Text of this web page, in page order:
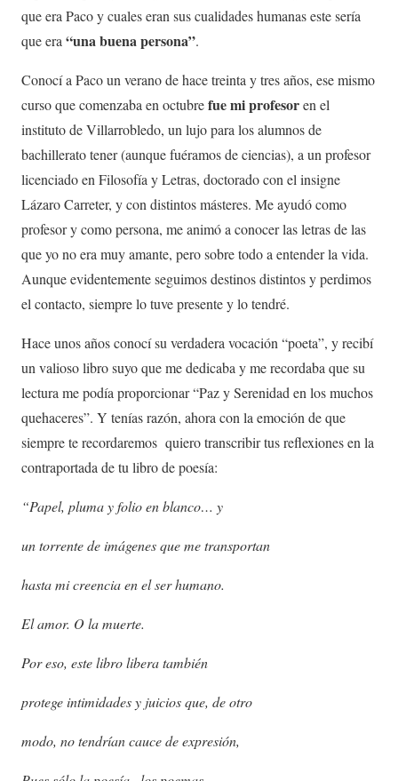
que era Paco y cuales eran sus cualidades humanas este sería
que era “una buena persona”.
Conocí a Paco un verano de hace treinta y tres años, ese mismo
curso que comenzaba en octubrefue mi profesoren el
instituto de Villarrobledo, un lujo para los alumnos de
bachillerato tener (aunque fuéramos de ciencias), a un profesor
licenciado en Filosofía y Letras, doctorado con el insigne
Lázaro Carreter, y con distintos másteres. Me ayudó como
profesor y como persona, me animó a conocer las letras de las
que yo no era muy amante, pero sobre todo a entender la vida.
Aunque evidentemente seguimos destinos distintos y perdimos
el contacto, siempre lo tuve presente y lo tendré.
Hace unos años conocí su verdadera vocación “poeta”, y recibí
un valioso libro suyo que me dedicaba y me recordaba que su
lectura me podía proporcionar “Paz y Serenidad en los muchos
quehaceres”. Y tenías razón, ahora con la emoción de que
siempre te recordaremos quiero transcribir tus reflexiones en la
contraportada de tu libro de poesía:
“Papel, pluma y folio en blanco… y
un torrente de imágenes que me transportan
hasta mi creencia en el ser humano.
El amor. O la muerte.
Por eso, este libro libera también
protege intimidades y juicios que, de otro
modo, no tendrían cauce de expresión,